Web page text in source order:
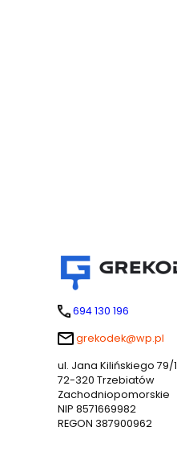
694 130 196
grekodek@wp.pl
ul. Jana Kilińskiego 79/1
72-320 Trzebiatów
Zachodniopomorskie
NIP 8571669982
REGON 387900962